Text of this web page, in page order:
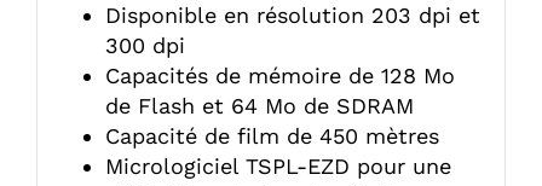
Disponible en résolution 203 dpi et
300 dpi
Capacités de mémoire de 128 Mo
de Flash et 64 Mo de SDRAM
Capacité de film de 450 mètres
Micrologiciel TSPL-EZD pour une